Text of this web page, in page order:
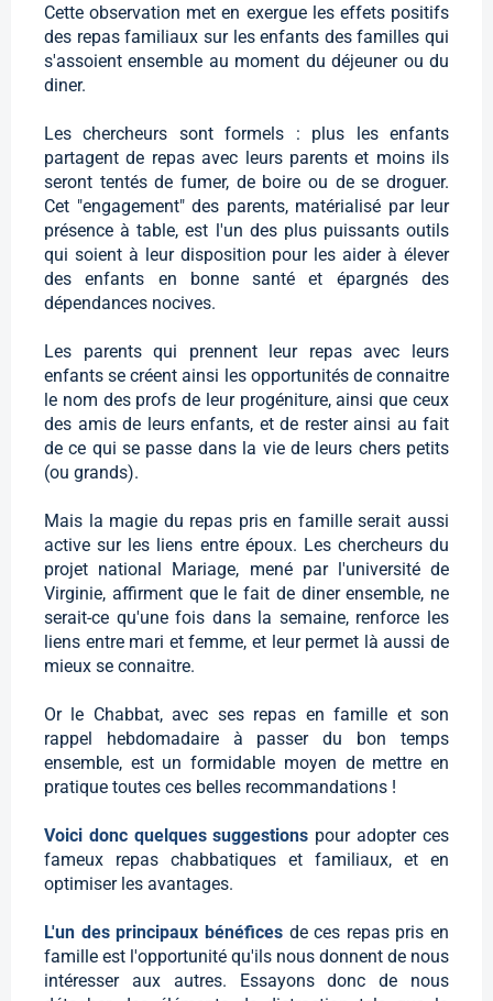
Cette observation met en exergue les effets positifs
des repas familiaux sur les enfants des familles qui
s'assoient ensemble au moment du déjeuner ou du
diner.
Les chercheurs sont formels : plus les enfants
partagent de repas avec leurs parents et moins ils
seront tentés de fumer, de boire ou de se droguer.
Cet "engagement" des parents, matérialisé par leur
présence à table, est l'un des plus puissants outils
qui soient à leur disposition pour les aider à élever
des enfants en bonne santé et épargnés des
dépendances nocives.
Les parents qui prennent leur repas avec leurs
enfants se créent ainsi les opportunités de connaitre
le nom des profs de leur progéniture, ainsi que ceux
des amis de leurs enfants, et de rester ainsi au fait
de ce qui se passe dans la vie de leurs chers petits
(ou grands).
Mais la magie du repas pris en famille serait aussi
active sur les liens entre époux. Les chercheurs du
projet national Mariage, mené par l'université de
Virginie, affirment que le fait de diner ensemble, ne
serait-ce qu'une fois dans la semaine, renforce les
liens entre mari et femme, et leur permet là aussi de
mieux se connaitre.
Or le Chabbat, avec ses repas en famille et son
rappel hebdomadaire à passer du bon temps
ensemble, est un formidable moyen de mettre en
pratique toutes ces belles recommandations !
Voici donc quelques suggestions pour adopter ces
fameux repas chabbatiques et familiaux, et en
optimiser les avantages.
L'un des principaux bénéfices de ces repas pris en
famille est l'opportunité qu'ils nous donnent de nous
intéresser aux autres. Essayons donc de nous